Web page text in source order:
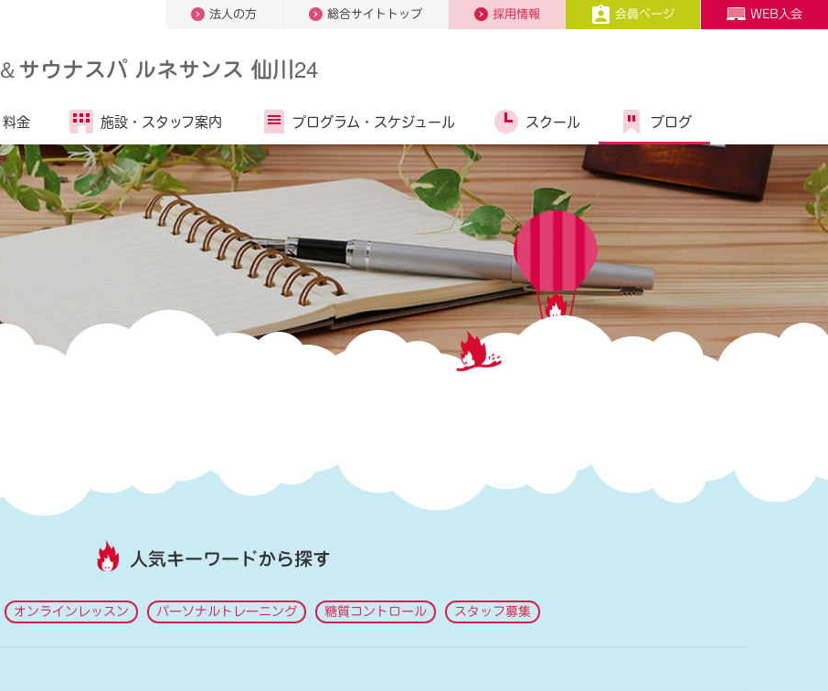
法人の方 総合サイトトップ 採用情報 会員ページ WEB入会
＆サウナスパ ルネサンス 仙川24
料金 施設・ スタッフ案内 プログラム・ スケジュール スクール ブログ
人気キーワードから探す
オンラインレッスン パーソナルトレーニング 糖質コントロール スタッフ募集